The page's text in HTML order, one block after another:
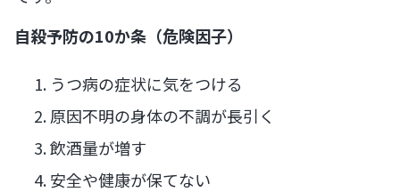
自殺予防の10か条（危険因子）
うつ病の症状に気をつける
原因不明の身体の不調が長引く
飲酒量が増す
安全や健康が保てない